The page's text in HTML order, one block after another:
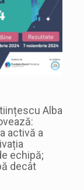
Alba
activă a
echipă;
decât